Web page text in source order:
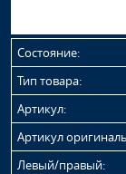
Состояние:
Тип товара:
Артикул:
Артикул
Левый/правый: